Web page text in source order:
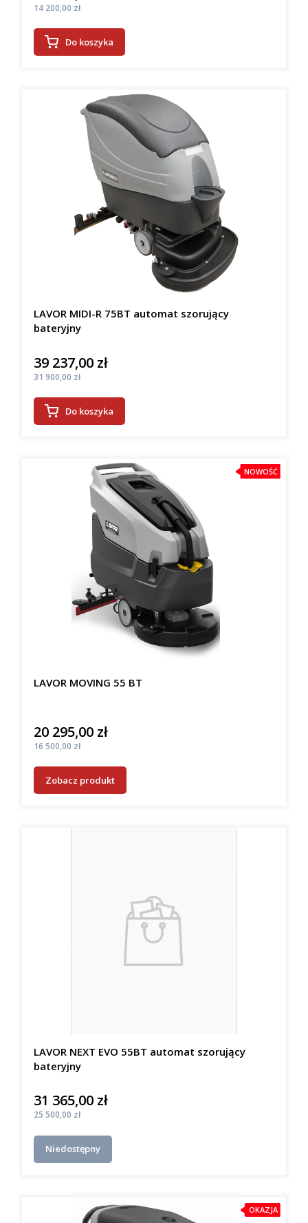
Cena
14 200,00 zł
Do koszyka
LAVOR MIDI-R 75BT automat szorujący
bateryjny
Cena
39 237,00 zł
Cena
31 900,00 zł
Do koszyka
NOWOŚĆ
LAVOR MOVING 55 BT
Cena
20 295,00 zł
Cena
16 500,00 zł
Zobacz produkt
LAVOR NEXT EVO 55BT automat szorujący
bateryjny
Cena
31 365,00 zł
Cena
25 500,00 zł
Niedostępny
OKAZJA